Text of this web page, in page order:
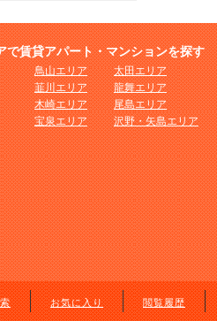
で賃貸アパート・マンションを探す
鳥山エリア
韮川エリア
木崎エリア
宝泉エリア
太田エリア
龍舞エリア
尾島エリア
沢野・矢島エリア
お気に入り 閲覧履歴